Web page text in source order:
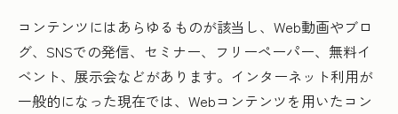
コンテンツにはあらゆるものが該当し、Web動画やブロ
グ、SNSでの発信、セミナー、フリーペーパー、無料イ
ベント、展示会などがあります。インターネット利用が
一般的になった現在では、Webコンテンツを用いたコン